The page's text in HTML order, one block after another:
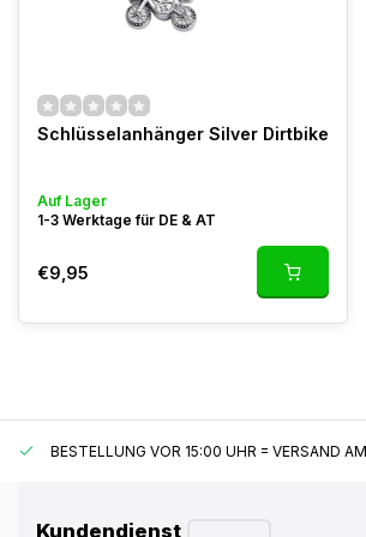
Schlüsselanhänger Silver Dirtbike
Auf Lager
1-3 Werktage für DE & AT
€9,95
BESTELLUNG VOR 15:00 UHR = VERSAND
Kundendienst